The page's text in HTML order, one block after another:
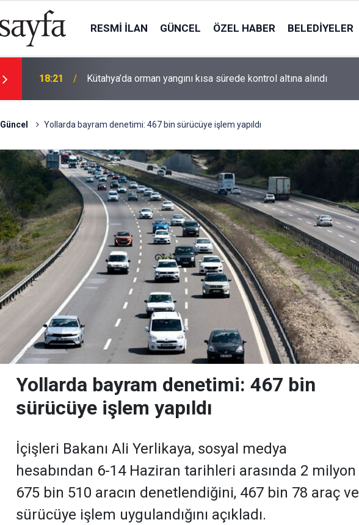
RESMI İLAN GÜNCEL ÖZEL HABER BELEDIYELER
18:21 Kütahya’da orman yangını kısa sürede kontrol altına alındı
Güncel Yollarda bayram denetimi: 467 bin sürücüye işlem yapıldı
Yollarda bayram denetimi: 467 bin
sürücüye işlem yapıldı
İçişleri Bakanı Ali Yerlikaya, sosyal medya
hesabından 6-14 Haziran tarihleri arasında 2 milyon
675 bin 510 aracın denetlendiğini, 467 bin 78 araç ve
sürücüye işlem uygulandığını açıkladı.